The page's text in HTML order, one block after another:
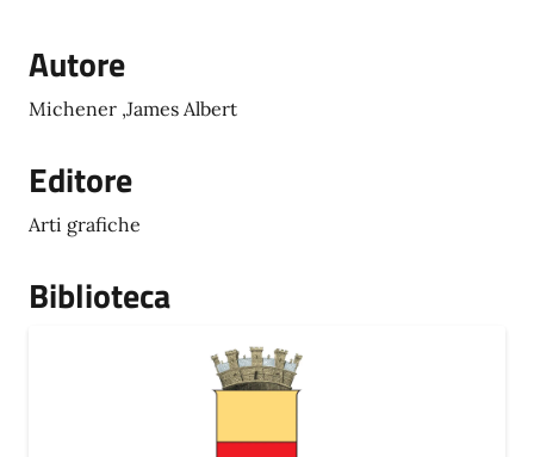
Autore
Michener ,James Albert
Editore
Arti grafiche
Biblioteca